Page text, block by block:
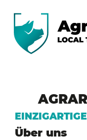
Über uns